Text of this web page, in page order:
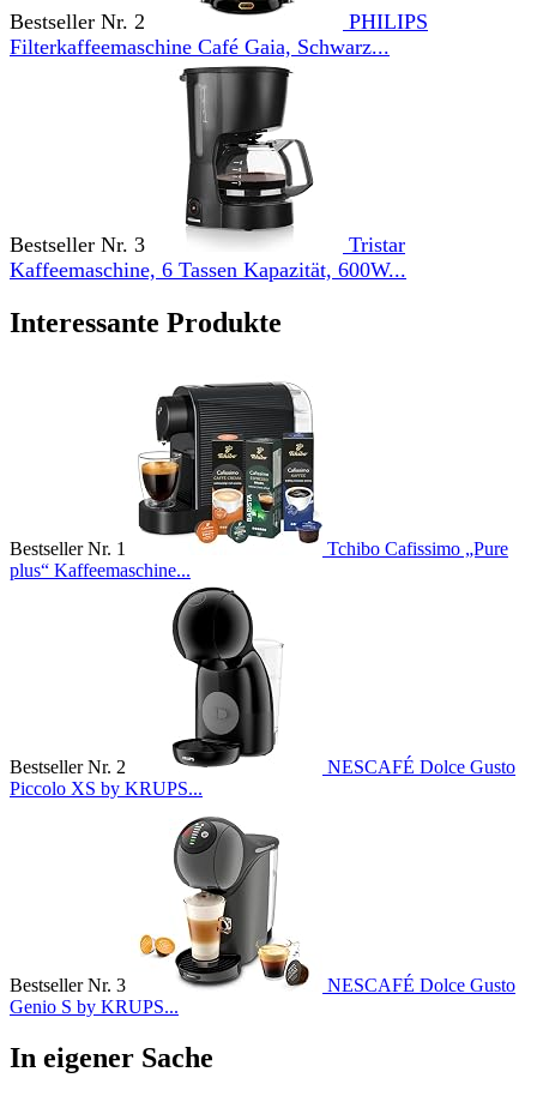
Bestseller Nr. 2
PHILIPS
Filterkaffeemaschine Café Gaia, Schwarz...
Bestseller Nr. 3
Tristar
Kaffeemaschine, 6 Tassen Kapazität, 600W...
Interessante Produkte
Bestseller Nr. 1
Tchibo Cafissimo „Pure
plus“ Kaffeemaschine...
Bestseller Nr. 2
NESCAFÉ Dolce Gusto
Piccolo XS by KRUPS...
Bestseller Nr. 3
NESCAFÉ Dolce Gusto
Genio S by KRUPS...
In eigener Sache